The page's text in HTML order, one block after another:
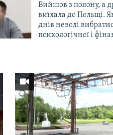
Вийшов з полону, а
виїхала до Польщі.
днів неволі
психологічної і